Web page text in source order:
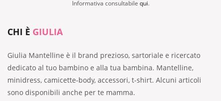
Informativa consultabile qui.
CHI È GIULIA
Giulia Mantelline è il brand prezioso, sartoriale e ricercato
dedicato al tuo bambino e alla tua bambina. Mantelline,
minidress, camicette-body, accessori, t-shirt. Alcuni articoli
sono disponibili anche per te mamma.